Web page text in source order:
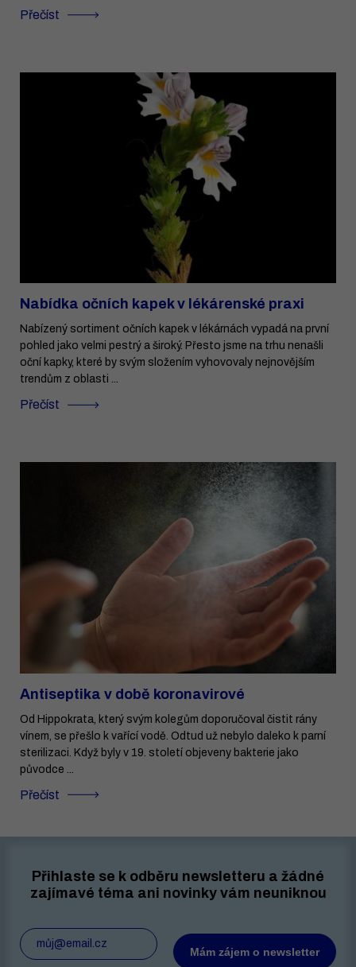
Přečíst
Nabídka očních kapek v lékárenské praxi
Nabízený sortiment očních kapek v lékárnách vypadá na první
pohled jako velmi pestrý a široký. Přesto jsme na trhu nenašli
oční kapky, které by svým složením vyhovovaly nejnovějším
trendům z oblasti ...
Přečíst
Antiseptika v době koronavirové
Od Hippokrata, který svým kolegům doporučoval čistit rány
vínem, se přešlo k vařící vodě. Odtud už nebylo daleko k parní
sterilizaci. Když byly v 19. století objeveny bakterie jako
původce ...
Přečíst
Přihlaste se k odběru newsletteru a žádné
zajímavé téma ani novinky vám neuniknou